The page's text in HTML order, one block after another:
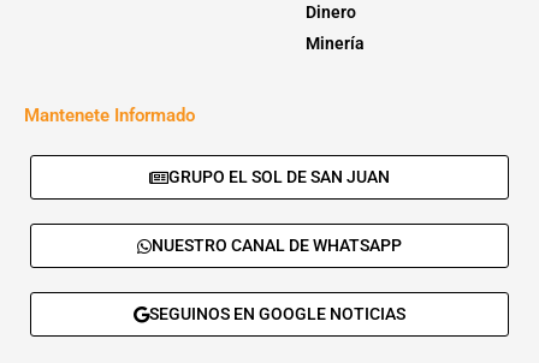
Dinero
Minería
Mantenete Informado
GRUPO EL SOL DE SAN JUAN
NUESTRO CANAL DE WHATSAPP
SEGUINOS EN GOOGLE NOTICIAS